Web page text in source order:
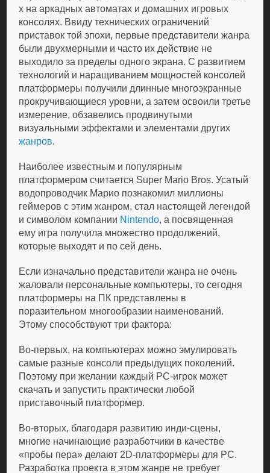
х на аркадных автоматах и домашних игровых
консолях. Ввиду технических ограничений
приставок той эпохи, первые представители жанра
были двухмерными и часто их действие не
выходило за пределы одного экрана. С развитием
технологий и наращиванием мощностей консолей
платформеры получили длинные многоэкранные
прокручивающиеся уровни, а затем освоили третье
измерение, обзавелись продвинутыми
визуальными эффектами и элементами других
жанров.
Наиболее известным и популярным
платформером считается Super Mario Bros. Усатый
водопроводчик Марио познакомил миллионы
геймеров с этим жанром, стал настоящей легендой
и символом компании Nintendo, а посвященная
ему игра получила множество продолжений,
которые выходят и по сей день.
Если изначально представители жанра не очень
жаловали персональные компьютеры, то сегодня
платформеры на ПК представлены в
поразительном многообразии наименований.
Этому способствуют три фактора:
Во-первых, на компьютерах можно эмулировать
самые разные консоли предыдущих поколений.
Поэтому при желании каждый РС-игрок может
скачать и запустить практически любой
приставочный платформер.
Во-вторых, благодаря развитию инди-сцены,
многие начинающие разработчики в качестве
«пробы пера» делают 2D-платформеры для РС.
Разработка проекта в этом жанре не требует